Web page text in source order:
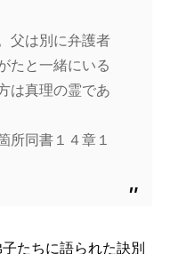
父は別に弁護者
たと一緒にいる
は真理の霊であ
所同書１４章１
たちに語られた訣別